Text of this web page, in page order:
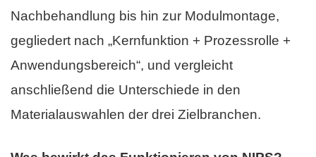
Nachbehandlung bis hin zur Modulmontage,
gegliedert nach „Kernfunktion + Prozessrolle +
Anwendungsbereich“, und vergleicht
anschließend die Unterschiede in den
Materialauswahlen der drei Zielbranchen.